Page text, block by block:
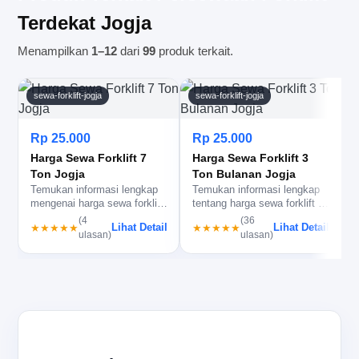
Terdekat Jogja
Menampilkan 1–12 dari99 produk terkait.
sewa-forklift-jogja
Rp 25.000
Harga Sewa Forklift 7
Ton Jogja
Temukan informasi lengkap
mengenai harga sewa forklift
7 ton jogja dan pilih lay…
★★★★★
(4
ulasan)
Lihat Detail
sewa-forklift-jogja
Rp 25.000
Harga Sewa Forklift 3
Ton Bulanan Jogja
Temukan informasi lengkap
tentang harga sewa forklift 3
ton bulanan jogja dan ke…
★★★★★
(36
ulasan)
Lihat Detail